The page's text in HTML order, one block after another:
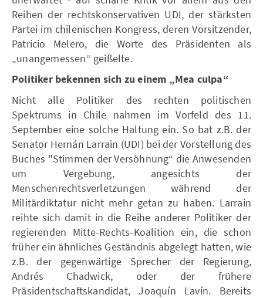
Reihen der rechtskonservativen UDI, der stärksten
Partei im chilenischen Kongress, deren Vorsitzender,
Patricio Melero, die Worte des Präsidenten als
„unangemessen“ geißelte.
Politiker bekennen sich zu einem „Mea culpa“
Nicht alle Politiker des rechten politischen
Spektrums in Chile nahmen im Vorfeld des 11.
September eine solche Haltung ein. So bat z.B. der
Senator Hernán Larrain (UDI) bei der Vorstellung des
Buches "Stimmen der Versöhnung“ die Anwesenden
um Vergebung, angesichts der
Menschenrechtsverletzungen während der
Militärdiktatur nicht mehr getan zu haben. Larrain
reihte sich damit in die Reihe anderer Politiker der
regierenden Mitte-Rechts-Koalition ein, die schon
früher ein ähnliches Geständnis abgelegt hatten, wie
z.B. der gegenwärtige Sprecher der Regierung,
Andrés Chadwick, oder der frühere
Präsidentschaftskandidat, Joaquín Lavín. Bereits